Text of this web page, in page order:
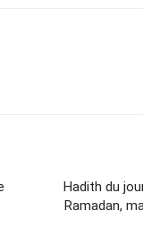
Hadith du
Ramadan,